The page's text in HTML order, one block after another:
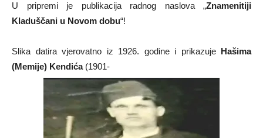
U pripremi je publikacija radnog naslova „Znamenitiji
Kladuščani u Novom dobu“!
Slika datira vjerovatno iz 1926. godine i prikazuje Hašima
(Memije) Kendića(1901-